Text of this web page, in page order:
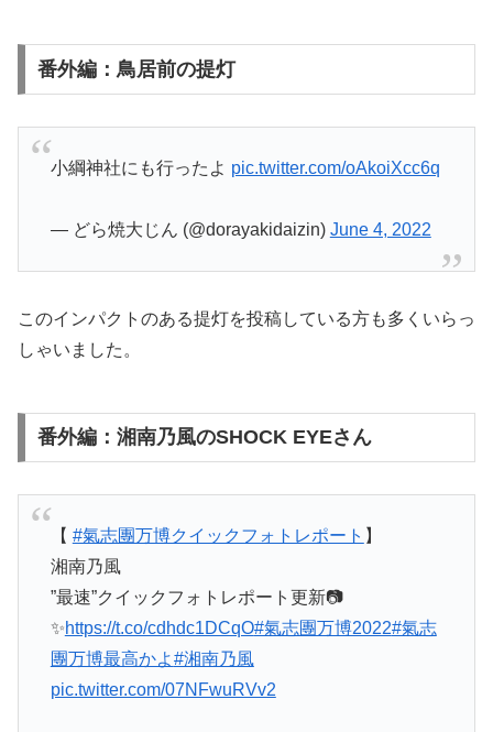
番外編：鳥居前の提灯
小綱神社にも行ったよ pic.twitter.com/oAkoiXcc6q
— どら焼大じん (@dorayakidaizin) June 4, 2022
このインパクトのある提灯を投稿している方も多くいらっ
しゃいました。
番外編：湘南乃風のSHOCK EYEさん
【 #氣志團万博クイックフォトレポート 】
湘南乃風
”最速”クイックフォトレポート更新📷
✨https://t.co/cdhdc1DCqO#氣志團万博2022#氣志
團万博最高かよ#湘南乃風
pic.twitter.com/07NFwuRVv2